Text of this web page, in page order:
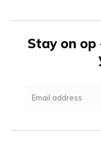
Stay on op